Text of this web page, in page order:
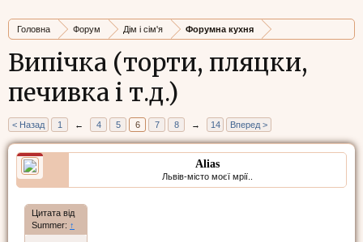
Головна Форум Дім і сім'я Форумна кухня
Випічка (торти, пляцки,
печивка і т.д.)
< Назад 1 ← 4 5 6 7 8 → 14 Вперед >
Alias
Львів-місто моєї мрії..
Цитата від
Summer: ↑